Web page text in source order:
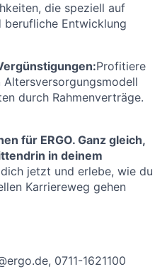
die speziell auf
berufliche Entwicklung
Profitiere
durch Rahmenverträge.
für ERGO. Ganz gleich,
in deinem
jetzt und erlebe, wie du
Karriereweg gehen
0711-1621100